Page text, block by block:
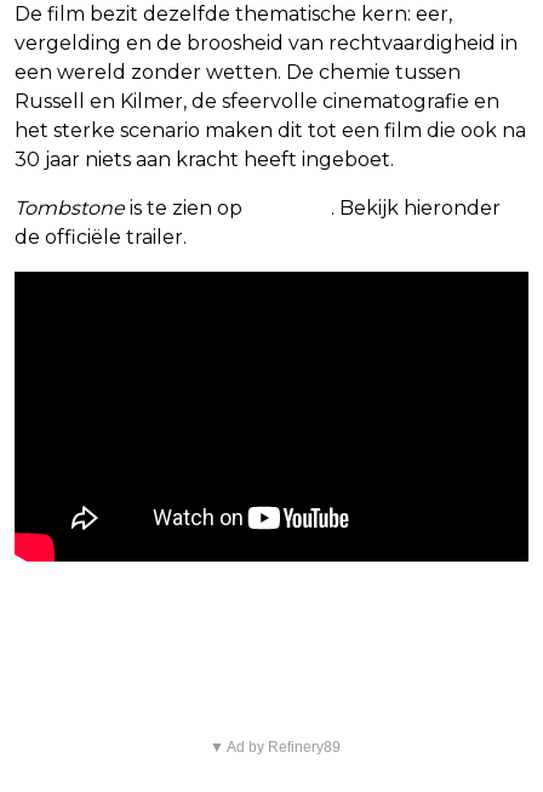
De film bezit dezelfde thematische kern: eer,
vergelding en de broosheid van rechtvaardigheid in
een wereld zonder wetten. De chemie tussen
Russell en Kilmer, de sfeervolle cinematografie en
het sterke scenario maken dit tot een film die ook na
30 jaar niets aan kracht heeft ingeboet.
Tombstoneis te zien op
. Bekijk hieronder
de officiële trailer.
▼ Ad by Refinery89